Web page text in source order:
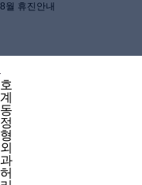
8월 휴진안내
호
계
동
정
형
외
과
허